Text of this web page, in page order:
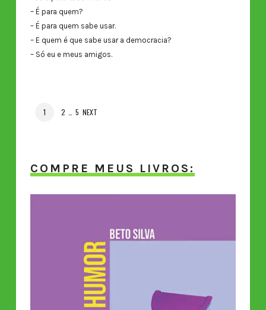
– É para quem?
– É para quem sabe usar.
– E quem é que sabe usar a democracia?
– Só eu e meus amigos.
POSTS
PAGE
1 PAGE
2 PAGE
5 NEXT
COMPRE MEUS LIVROS: